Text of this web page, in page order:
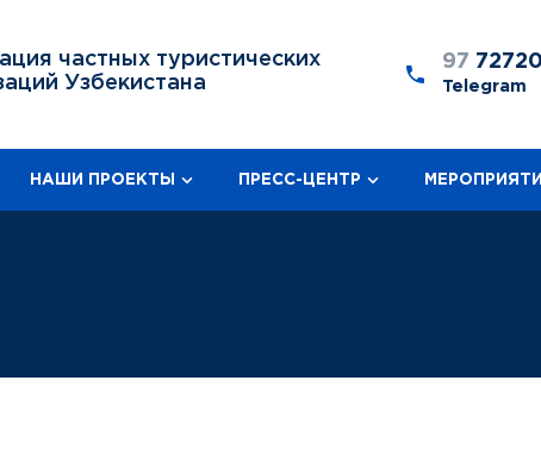
частных туристических
Узбекистана
97
Telegram
НАШИ ПРОЕКТЫ ПРЕСС-ЦЕНТР